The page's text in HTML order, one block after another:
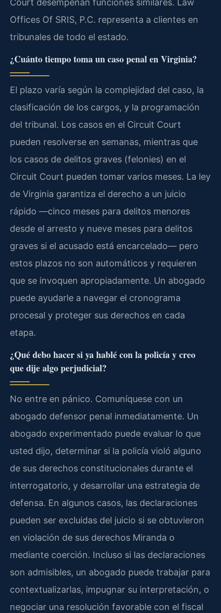
Offices Of SRIS, P.C. representa a clientes en
tribunales de todo el estado.
¿Cuánto tiempo toma un caso penal en Virginia?
El plazo varía según la complejidad del caso, la
clasificación de los cargos, y la programación
del tribunal. Los casos en el Circuit Court
pueden resolverse en semanas, mientras que
los casos de delitos graves (felonies) en el
Circuit Court pueden tomar varios meses. La ley
de Virginia garantiza el derecho a un juicio
rápido —cinco meses para delitos menores
desde el arresto y nueve meses para delitos
graves si el acusado está encarcelado— pero
estos plazos no son automáticos y requieren
que se invoquen apropiadamente. Un abogado
puede ayudarle a navegar el cronograma
procesal y proteger sus derechos en cada
etapa.
¿Qué debo hacer si ya hablé con la policía y creo
que dije algo perjudicial?
No entre en pánico. Comuníquese con un
abogado defensor penal inmediatamente. Un
abogado experimentado puede evaluar lo que
usted dijo, determinar si la policía violó alguno
de sus derechos constitucionales durante el
interrogatorio, y desarrollar una estrategia de
defensa. En algunos casos, las declaraciones
pueden ser excluidas del juicio si se obtuvieron
en violación de sus derechos Miranda o
mediante coerción. Incluso si las declaraciones
son admisibles, un abogado puede trabajar para
contextualizarlas, impugnar su interpretación, o
negociar una resolución favorable con el fiscal